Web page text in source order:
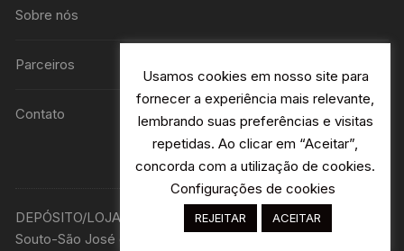
Sobre nós
Parceiros
Contato
DEPÓSITO/LOJA R. Avião Bandeirantes 115 H2- Jardim
Souto-São José dos Campos - SP Designer:
Usamos cookies em nosso site para
fornecer a experiência mais relevante,
lembrando suas preferências e visitas
repetidas. Ao clicar em “Aceitar”,
concorda com a utilização de cookies.
Configurações de cookies
REJEITAR ACEITAR